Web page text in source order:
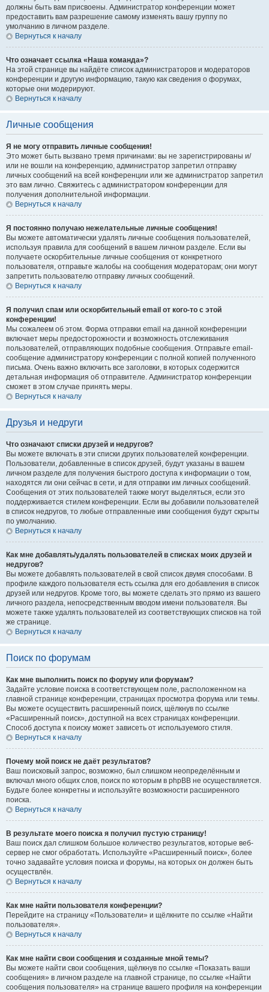
должны быть вам присвоены. Администратор конференции может
предоставить вам разрешение самому изменять вашу группу по
умолчанию в личном разделе.
Вернуться к началу
Что означает ссылка «Наша команда»?
На этой странице вы найдёте список администраторов и модераторов
конференции и другую информацию, такую как сведения о форумах,
которые они модерируют.
Вернуться к началу
Личные сообщения
Я не могу отправить личные сообщения!
Это может быть вызвано тремя причинами: вы не зарегистрированы и/
или не вошли на конференцию, администратор запретил отправку
личных сообщений на всей конференции или же администратор запретил
это вам лично. Свяжитесь с администратором конференции для
получения дополнительной информации.
Вернуться к началу
Я постоянно получаю нежелательные личные сообщения!
Вы можете автоматически удалять личные сообщения пользователей,
используя правила для сообщений в вашем личном разделе. Если вы
получаете оскорбительные личные сообщения от конкретного
пользователя, отправьте жалобы на сообщения модераторам; они могут
запретить пользователю отправку личных сообщений.
Вернуться к началу
Я получил спам или оскорбительный email от кого-то с этой
конференции!
Мы сожалеем об этом. Форма отправки email на данной конференции
включает меры предосторожности и возможность отслеживания
пользователей, отправляющих подобные сообщения. Отправьте email-
сообщение администратору конференции с полной копией полученного
письма. Очень важно включить все заголовки, в которых содержится
детальная информация об отправителе. Администратор конференции
сможет в этом случае принять меры.
Вернуться к началу
Друзья и недруги
Что означают списки друзей и недругов?
Вы можете включать в эти списки других пользователей конференции.
Пользователи, добавленные в список друзей, будут указаны в вашем
личном разделе для получения быстрого доступа к информации о том,
находятся ли они сейчас в сети, и для отправки им личных сообщений.
Сообщения от этих пользователей также могут выделяться, если это
поддерживается стилем конференции. Если вы добавили пользователей
в список недругов, то любые отправленные ими сообщения будут скрыты
по умолчанию.
Вернуться к началу
Как мне добавлять/удалять пользователей в списках моих друзей и
недругов?
Вы можете добавлять пользователей в свой список двумя способами. В
профиле каждого пользователя есть ссылка для его добавления в список
друзей или недругов. Кроме того, вы можете сделать это прямо из вашего
личного раздела, непосредственным вводом имени пользователя. Вы
можете также удалять пользователей из соответствующих списков на той
же странице.
Вернуться к началу
Поиск по форумам
Как мне выполнить поиск по форуму или форумам?
Задайте условие поиска в соответствующем поле, расположенном на
главной странице конференции, страницах просмотра форума или темы.
Вы можете осуществить расширенный поиск, щёлкнув по ссылке
«Расширенный поиск», доступной на всех страницах конференции.
Способ доступа к поиску может зависеть от используемого стиля.
Вернуться к началу
Почему мой поиск не даёт результатов?
Ваш поисковый запрос, возможно, был слишком неопределённым и
включал много общих слов, поиск по которым в phpBB не осуществляется.
Будьте более конкретны и используйте возможности расширенного
поиска.
Вернуться к началу
В результате моего поиска я получил пустую страницу!
Ваш поиск дал слишком большое количество результатов, которые веб-
сервер не смог обработать. Используйте «Расширенный поиск», более
точно задавайте условия поиска и форумы, на которых он должен быть
осуществлён.
Вернуться к началу
Как мне найти пользователя конференции?
Перейдите на страницу «Пользователи» и щёлкните по ссылке «Найти
пользователя».
Вернуться к началу
Как мне найти свои сообщения и созданные мной темы?
Вы можете найти свои сообщения, щёлкнув по ссылке «Показать ваши
сообщения» в личном разделе на главной странице, по ссылке «Найти
сообщения пользователя» на странице вашего профиля на конференции